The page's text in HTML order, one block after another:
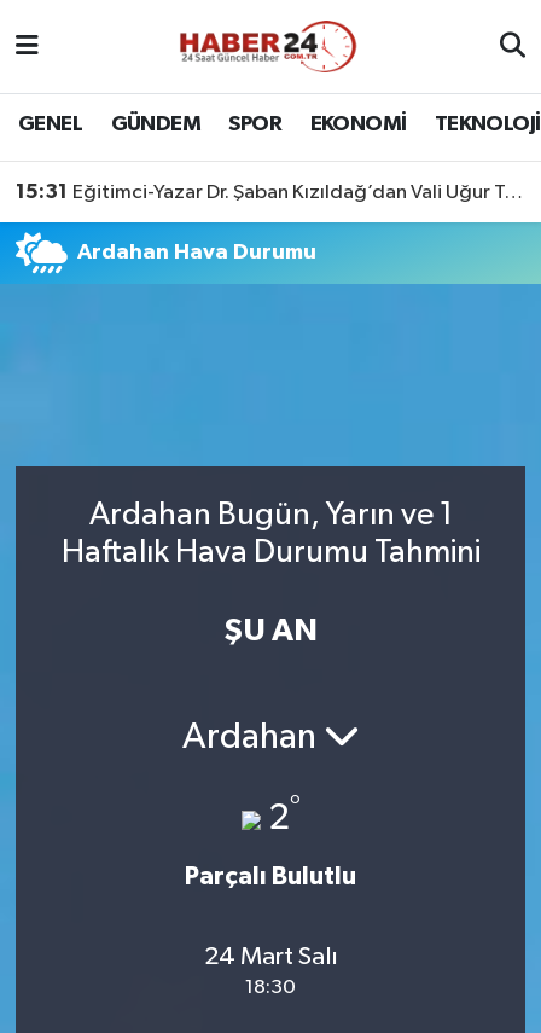
GENEL GÜNDEM SPOR EKONOMİ TEKNOLOJİ
15:31 Eğitimci-Yazar Dr. Şaban Kızıldağ’dan Vali Uğur Turan’a Ziyaret
Ardahan Hava Durumu
Ardahan Bugün, Yarın ve 1
Haftalık Hava Durumu Tahmini
ŞU AN
Ardahan
2°
Parçalı Bulutlu
24 Mart Salı
18:30
Nöbetçi Eczaneler
Haber Arşivi